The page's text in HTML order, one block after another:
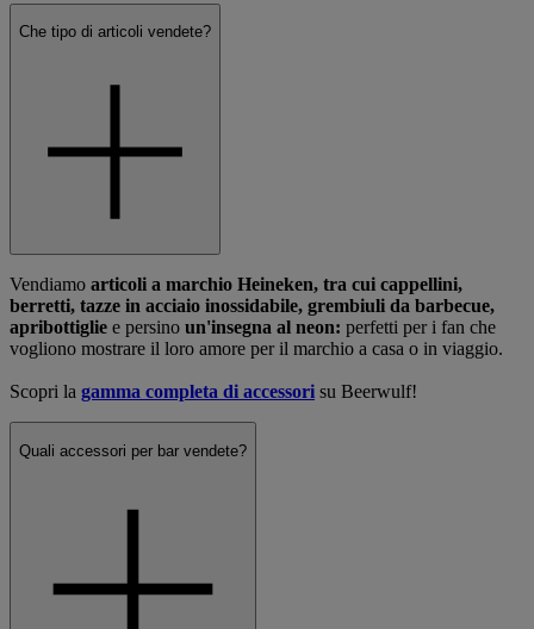
Che tipo di articoli vendete?
Vendiamo articoli a marchio Heineken, tra cui cappellini,
berretti, tazze in acciaio inossidabile, grembiuli da barbecue,
apribottiglie e persino un'insegna al neon: perfetti per i fan che
vogliono mostrare il loro amore per il marchio a casa o in viaggio.
Scopri la gamma completa di accessori su Beerwulf!
Quali accessori per bar vendete?